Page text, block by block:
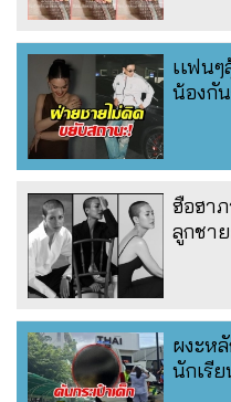
เเฟน
น้องกัน
ฮือฮา
ลูกชา
ผงะห
นักเรี